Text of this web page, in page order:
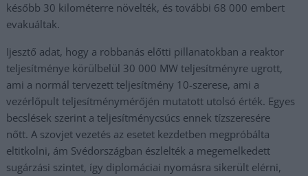
később 30 kilométerre növelték, és további 68 000 embert
evakuáltak.
Ijesztő adat, hogy a robbanás előtti pillanatokban a reaktor
teljesítménye körülbelül 30 000 MW teljesítményre ugrott,
ami a normál tervezett teljesítmény 10-szerese, ami a
vezérlőpult teljesítménymérőjén mutatott utolsó érték. Egyes
becslések szerint a teljesítménycsúcs ennek tízszeresére
nőtt. A szovjet vezetés az esetet kezdetben megpróbálta
eltitkolni, ám Svédországban észlelték a megemelkedett
sugárzási szintet, így diplomáciai nyomásra sikerült elérni,